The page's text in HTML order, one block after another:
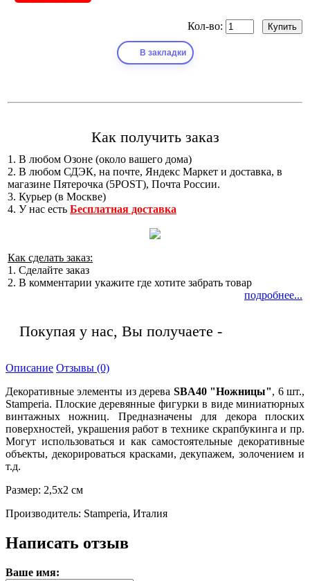
Кол-во:
В закладки
Как получить заказ
1. В любом Озоне (около вашего дома)
2. В любом СДЭК, на почте, Яндекс Маркет и доставка, в
магазине Пятерочка (5POST), Почта России.
3. Курьер (в Москве)
4. У нас есть Бесплатная доставка
Как сделать заказ:
1. Сделайте заказ
2. В комментарии укажите где хотите забрать товар
подробнее...
Покупая у нас, Вы получаете -
Описание Отзывы (0)
Декоративные элементы из дерева SBA40 "Ножницы", 6 шт.,
Stamperia. Плоские деревянные фигурки в виде миниатюрных
винтажных ножниц. Предназначены для декора плоских
поверхностей, украшения работ в технике скрапбукинга и пр.
Могут использоваться и как самостоятельные декоративные
объекты, декорироваться красками, декупажем, золочением и
т.д.
Размер: 2,5х2 см
Производитель: Stamperia, Италия
Написать отзыв
Ваше имя: